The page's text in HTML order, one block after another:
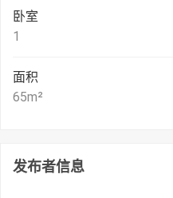
卧室
1
面积
65m²
发布者信息